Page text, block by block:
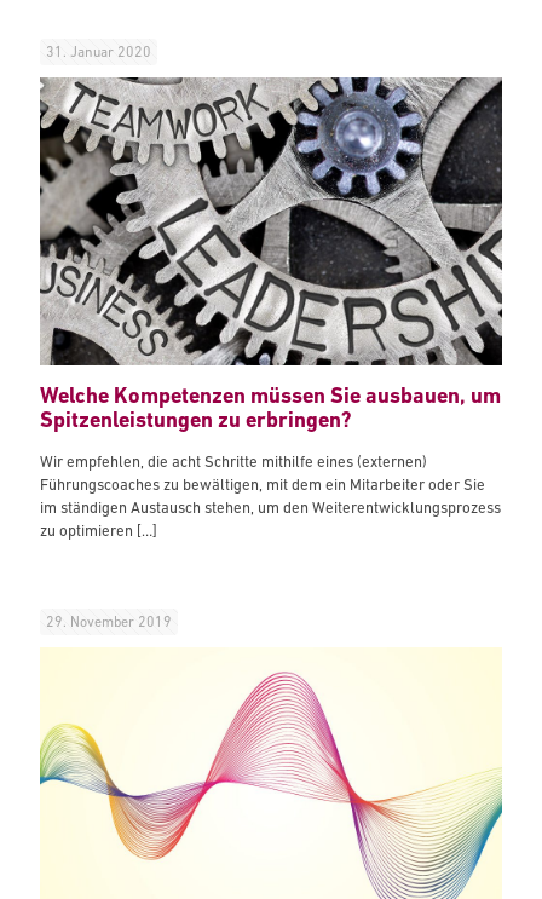
31. Januar 2020
Welche Kompetenzen müssen Sie ausbauen, um
Spitzenleistungen zu erbringen?
Wir empfehlen, die acht Schritte mithilfe eines (externen)
Führungscoaches zu bewältigen, mit dem ein Mitarbeiter oder Sie
im ständigen Austausch stehen, um den Weiterentwicklungsprozess
zu optimieren […]
29. November 2019